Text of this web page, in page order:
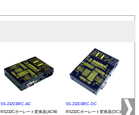
SS-232CBRC-AC
RS232Cボーレート変換器(AC90
SS-232CBRC-DC
RS232Cボーレート変換器(DC10
リ